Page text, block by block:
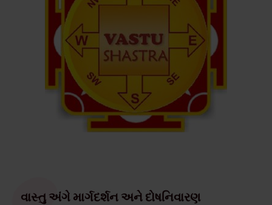
વાસ્તુ અંગે માર્ગદર્શન અને દોષનિવારણ